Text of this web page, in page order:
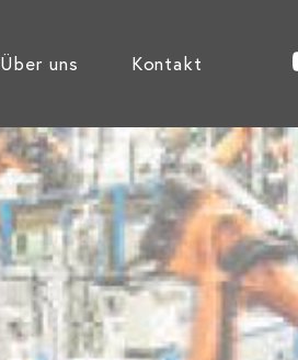
Über uns Kontakt